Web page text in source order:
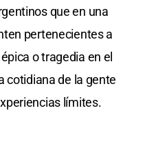
que en una
pertenecientes a
o tragedia en el
cotidiana de la gente
límites.